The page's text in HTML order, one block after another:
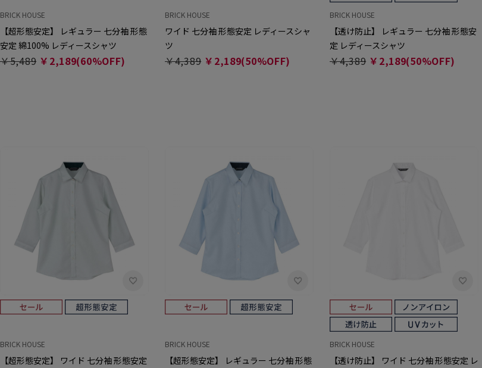
BRICK HOUSE
【超形態安定】 レギュラー 七分袖 形態
安定 綿100% レディースシャツ
￥5,489 ￥2,189(60%OFF)
BRICK HOUSE
ワイド 七分袖 形態安定 レディースシャ
ツ
￥4,389 ￥2,189(50%OFF)
BRICK HOUSE
【透け防止】 レギュラー 七分袖 形態安
定 レディースシャツ
￥4,389 ￥2,189(50%OFF)
BRICK HOUSE
【超形態安定】 ワイド 七分袖 形態安定
BRICK HOUSE
【超形態安定】 レギュラー 七分袖 形態
BRICK HOUSE
【透け防止】 ワイド 七分袖 形態安定 レ